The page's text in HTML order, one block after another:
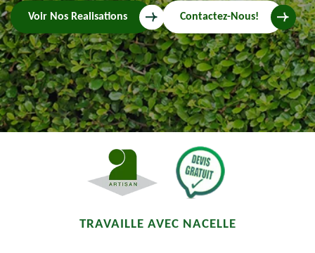
Voir Nos Realisations Contactez-Nous!
TRAVAILLE AVEC NACELLE